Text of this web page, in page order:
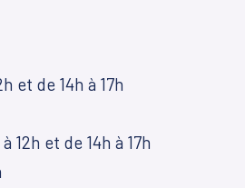
et de 14h à 17h
12h et de 14h à 17h